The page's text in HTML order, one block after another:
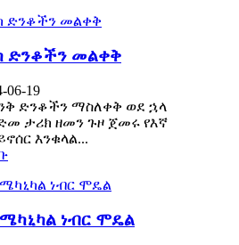
ድንቆችን መልቀቅ
06-19
ድንቆችን ማስለቀቅ ወደ ኋላ
ታሪክ ዘመን ጉዞ ጀመሩ የእኛ
እንቁላል...
ነብር ሞዴል